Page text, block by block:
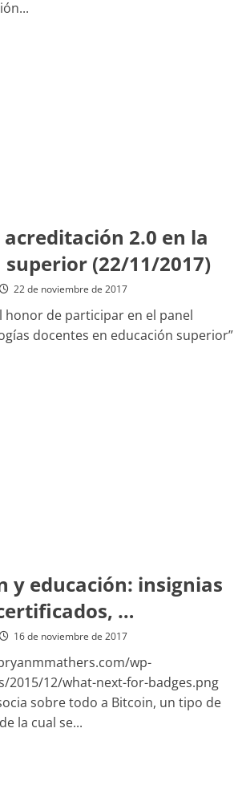
2.0 en la
superior (22/11/2017)
22 de noviembre de 2017
honor de participar en el panel
docentes en educación superior”
y educación: insignias
…
16 de noviembre de 2017
wp-
2015/12/what-next-for-badges.png
sobre todo a Bitcoin, un tipo de
la cual se...